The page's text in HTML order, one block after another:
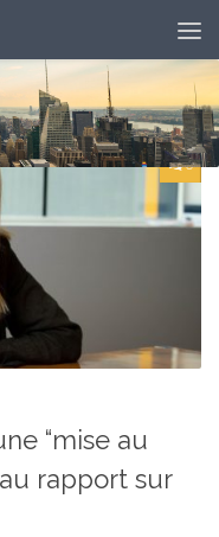
0
“mise au
rapport sur